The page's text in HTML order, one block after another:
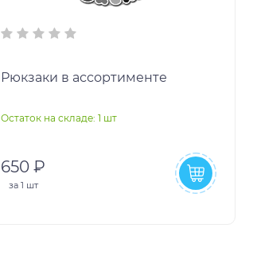
Рюкзаки в ассортименте
Остаток на складе: 1 шт
650 ₽
за 1 шт